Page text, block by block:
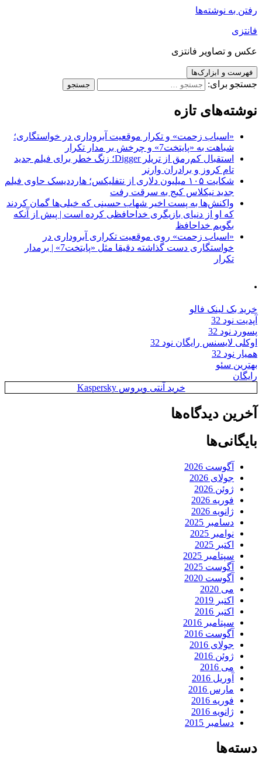
رفتن به نوشته‌ها
فانتزی
عکس و تصاویر فانتزی
فهرست و ابزارک‌ها
جستجو برای:
نوشته‌های تازه
«اسباب زحمت» و تکرار موقعیت آبروداری در خواستگاری؛
شباهت به «پایتخت7» و چرخش بر مدار تکرار
استقبال کم‌رمق از تریلر Digger؛ زنگ خطر برای فیلم جدید
تام کروز و برادران وارنر
شکایت ۱۰۵ میلیون دلاری از نتفلیکس؛ هارددیسک حاوی فیلم
جدید نیکلاس کیج به سرقت رفت
واکنش‌ها به پست اخیر شهاب حسینی که خیلی‌ها گمان کردند
که او از دنیای بازیگری خداحافظی کرده است | پیش از آنکه
بگویم خداحافظ
«اسباب زحمت» روی موقعیت تکراری آبروداری در
خواستگاری دست گذاشته دقیقا مثل «پایتخت7» | برمدار
تکرار
.
خرید بک لینک فالو
آپدیت نود 32
پسورد نود 32
اوکلی لایسنس رایگان نود 32
همیار نود 32
بهترین سئو
رایگان
خرید آنتی ویروس Kaspersky
آخرین دیدگاه‌ها
بایگانی‌ها
آگوست 2026
جولای 2026
ژوئن 2026
فوریه 2026
ژانویه 2026
دسامبر 2025
نوامبر 2025
اکتبر 2025
سپتامبر 2025
آگوست 2025
آگوست 2020
می 2020
اکتبر 2019
اکتبر 2016
سپتامبر 2016
آگوست 2016
جولای 2016
ژوئن 2016
می 2016
آوریل 2016
مارس 2016
فوریه 2016
ژانویه 2016
دسامبر 2015
دسته‌ها